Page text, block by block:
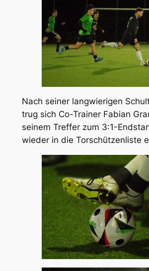
Nach seiner langwierigen
trug sich Co-Trainer Fabian
seinem Treffer zum 3:1-
wieder in die Torschützenliste